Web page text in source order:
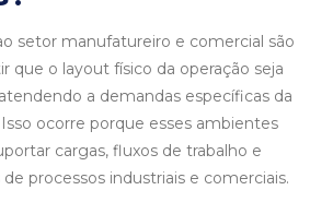
setor manufatureiro e comercial são
que o layout físico da operação seja
a demandas específicas da
ocorre porque esses ambientes
cargas, fluxos de trabalho e
processos industriais e comerciais.